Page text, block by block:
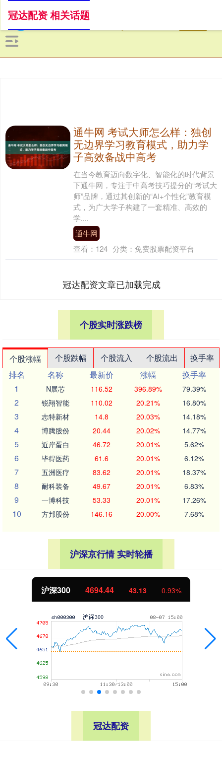
冠达配资 相关话题
通牛网 考试大师怎么样：独创
无边界学习教育模式，助力学
子高效备战中高考
在当今教育迈向数字化、智能化的时代背景
下通牛网，专注于中高考技巧提分的“考试大
师”品牌，通过其创新的“AI+个性化”教育模
式，为广大学子构建了一套精准、高效的
学....
通牛网
查看： 124 分类： 免费股票配资平台
冠达配资文章已加载完成
个股实时涨跌榜
个股涨幅 个股跌幅 个股流入 个股流出
换手率
排名
名称 最新价 涨幅
换手率
1
N展芯 116.52 396.89% 79.39%
2 锐翔智能 110.02 20.21% 16.80%
3 志特新材 14.8 20.03% 14.18%
4 博腾股份 20.44 20.02% 14.77%
5 近岸蛋白 46.72 20.01% 5.62%
6 毕得医药 61.6 20.01% 6.12%
7 五洲医疗 83.62 20.01% 18.37%
8 耐科装备 49.67 20.01% 6.83%
9 一博科技 53.33 20.01% 17.26%
10 方邦股份 146.16 20.00% 7.68%
沪深京行情 实时轮播
北证50 1134.24
冠达配资